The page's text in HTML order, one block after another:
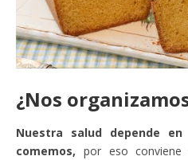
¿Nos
Nuestra salud depende
comemos, por eso